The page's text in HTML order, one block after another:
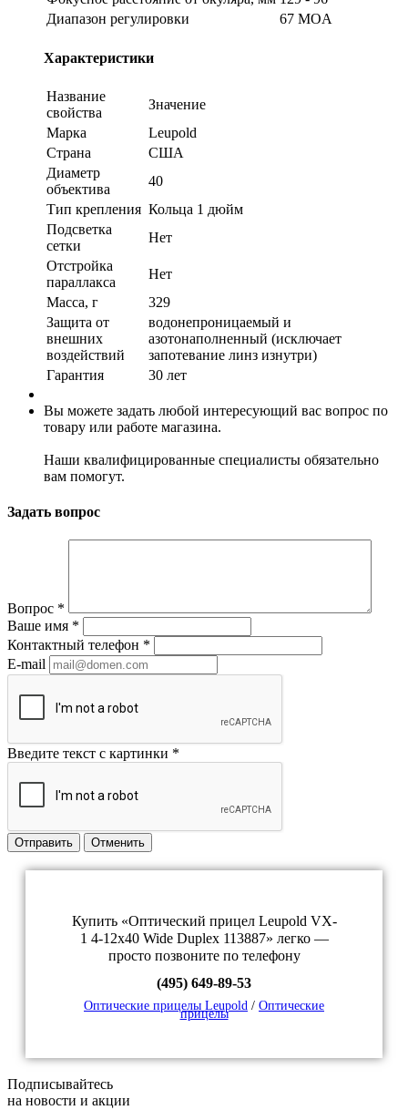
Диапазон регулировки
67 MOA
Характеристики
Название
свойства
Значение
Марка
Leupold
Страна
США
Диаметр
объектива
40
Тип крепления Кольца 1 дюйм
Подсветка
сетки
Нет
Отстройка
параллакса
Нет
Масса, г
329
Защита от
внешних
воздействий
водонепроницаемый и
азотонаполненный (исключает
запотевание линз изнутри)
Гарантия
30 лет
Вы можете задать любой интересующий вас вопрос по
товару или работе магазина.
Наши квалифицированные специалисты обязательно
вам помогут.
Задать вопрос
Вопрос *
Ваше имя *
Контактный телефон *
E-mail
Введите текст с картинки *
Отправить Отменить
Купить «Оптический прицел Leupold VX-
1 4-12x40 Wide Duplex 113887» легко —
просто позвоните по телефону
(495) 649-89-53
Оптические прицелы Leupold / Оптические
прицелы
Подписывайтесь
на новости и акции